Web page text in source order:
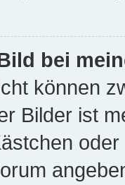
bei
können
Bilder ist